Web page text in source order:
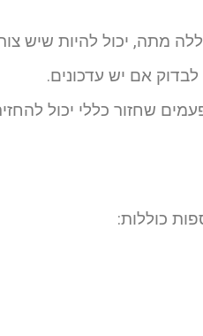
מתה, יכול להיות שיש
אם יש עדכונים.
שחזור כללי יכול
כוללות: